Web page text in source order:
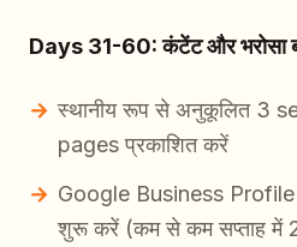
Days 31-60: कंटेंट और भरोसा
स्थानीय रूप से अनुकूलित 3
pages प्रकाशित करें
Google Business Profile
शुरू करें (कम से कम सप्ताह में